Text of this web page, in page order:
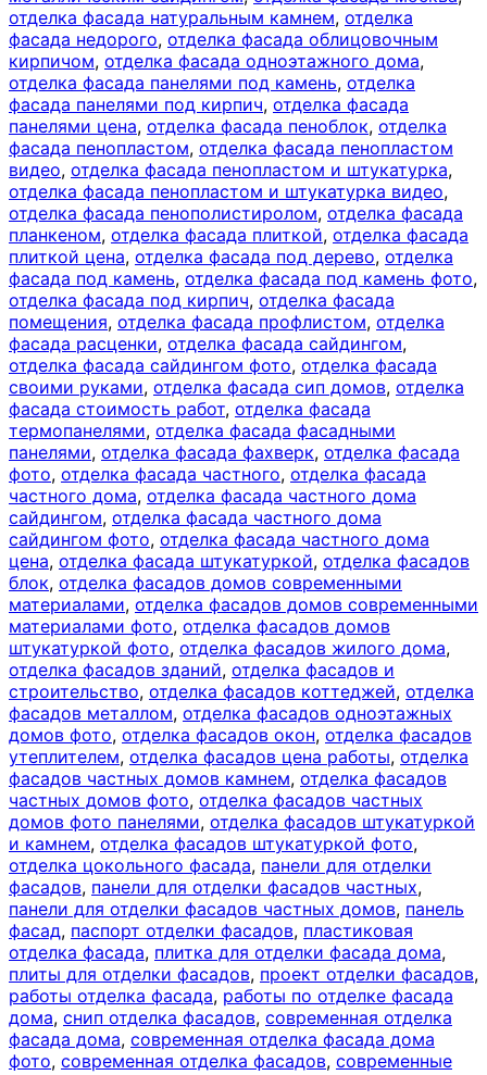
отделка фасада натуральным камнем, отделка
фасада недорого, отделка фасада облицовочным
кирпичом, отделка фасада одноэтажного дома,
отделка фасада панелями под камень, отделка
фасада панелями под кирпич, отделка фасада
панелями цена, отделка фасада пеноблок, отделка
фасада пенопластом, отделка фасада пенопластом
видео, отделка фасада пенопластом и штукатурка,
отделка фасада пенопластом и штукатурка видео,
отделка фасада пенополистиролом, отделка фасада
планкеном, отделка фасада плиткой, отделка фасада
плиткой цена, отделка фасада под дерево, отделка
фасада под камень, отделка фасада под камень фото,
отделка фасада под кирпич, отделка фасада
помещения, отделка фасада профлистом, отделка
фасада расценки, отделка фасада сайдингом,
отделка фасада сайдингом фото, отделка фасада
своими руками, отделка фасада сип домов, отделка
фасада стоимость работ, отделка фасада
термопанелями, отделка фасада фасадными
панелями, отделка фасада фахверк, отделка фасада
фото, отделка фасада частного, отделка фасада
частного дома, отделка фасада частного дома
сайдингом, отделка фасада частного дома
сайдингом фото, отделка фасада частного дома
цена, отделка фасада штукатуркой, отделка фасадов
блок, отделка фасадов домов современными
материалами, отделка фасадов домов современными
материалами фото, отделка фасадов домов
штукатуркой фото, отделка фасадов жилого дома,
отделка фасадов зданий, отделка фасадов и
строительство, отделка фасадов коттеджей, отделка
фасадов металлом, отделка фасадов одноэтажных
домов фото, отделка фасадов окон, отделка фасадов
утеплителем, отделка фасадов цена работы, отделка
фасадов частных домов камнем, отделка фасадов
частных домов фото, отделка фасадов частных
домов фото панелями, отделка фасадов штукатуркой
и камнем, отделка фасадов штукатуркой фото,
отделка цокольного фасада, панели для отделки
фасадов, панели для отделки фасадов частных,
панели для отделки фасадов частных домов, панель
фасад, паспорт отделки фасадов, пластиковая
отделка фасада, плитка для отделки фасада дома,
плиты для отделки фасадов, проект отделки фасадов,
работы отделка фасада, работы по отделке фасада
дома, снип отделка фасадов, современная отделка
фасада дома, современная отделка фасада дома
фото, современная отделка фасадов, современные